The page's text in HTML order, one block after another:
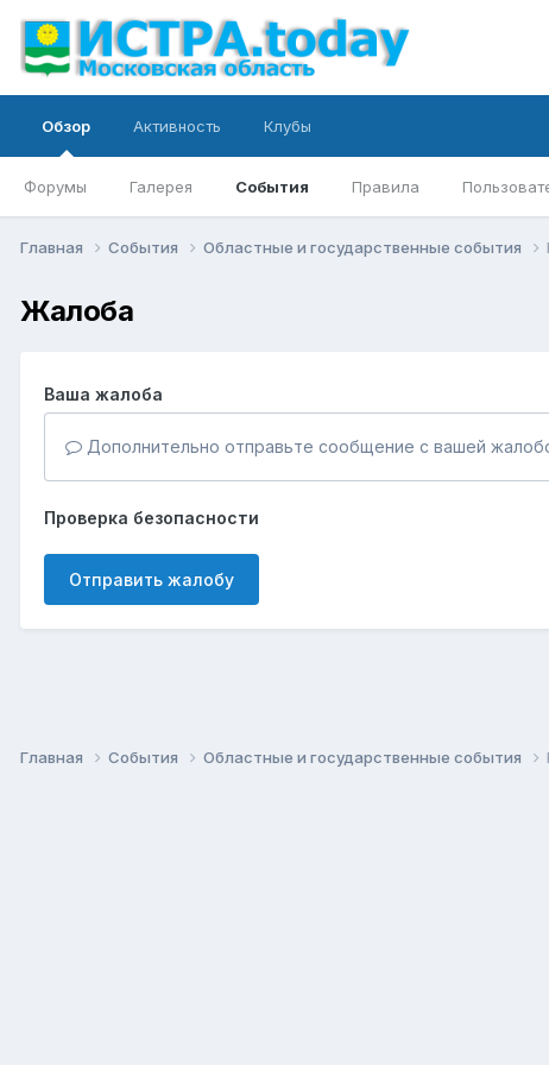
Обзор
Форумы Галерея События Правила
Активность Клубы
Главная События Областные и государственные события
Жалоба
Ваша жалоба
Дополнительно отправьте сообщение с вашей
Проверка безопасности
Отправить жалобу
Главная События Областные и государственные события